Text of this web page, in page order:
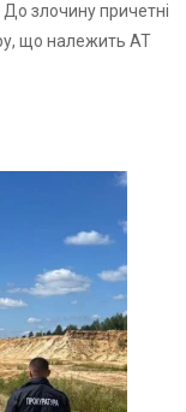
злочину причетні
що належить АТ